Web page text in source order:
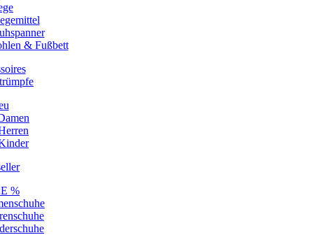
& Fußbett
%